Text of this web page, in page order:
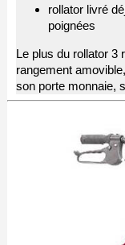
rollator livré
poignées
Le plus du rollator 3
rangement
son porte monnaie,